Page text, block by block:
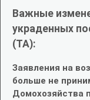
Важные
украденных
(TA):
Заявления на
больше не
Домохозяйства